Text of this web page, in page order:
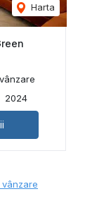
Harta
2024